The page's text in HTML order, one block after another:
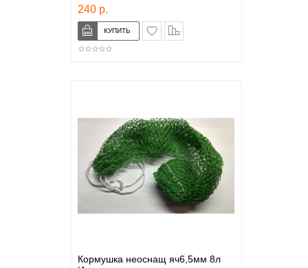
240 р.
в закладки
Кормушка неоснащ яч6,5мм 8л